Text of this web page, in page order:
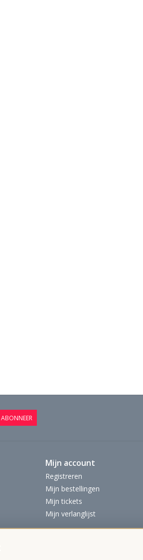
ABONNEER
Mijn account
Registreren
Mijn bestellingen
Mijn tickets
Mijn verlanglijst